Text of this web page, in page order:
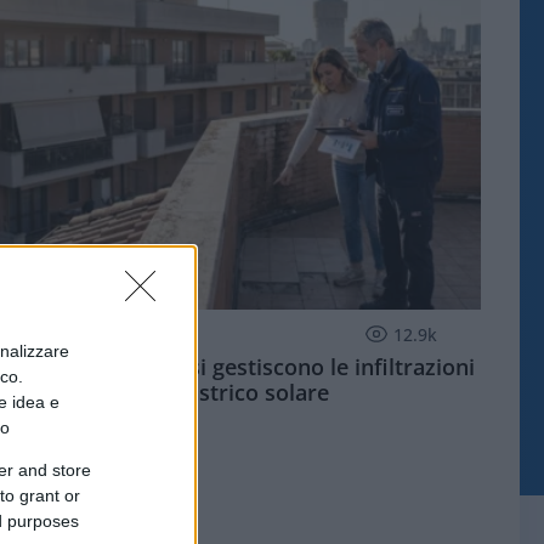
idea e
and store
grant or
purposes
12.9k
Condominio: così si gestiscono le infiltrazioni
da lastrico solare